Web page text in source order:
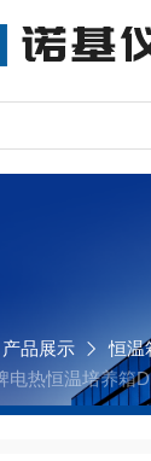
产品展示 恒温
电热恒温培养箱